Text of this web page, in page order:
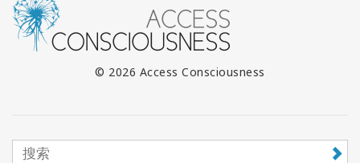
© 2026 Access Consciousness